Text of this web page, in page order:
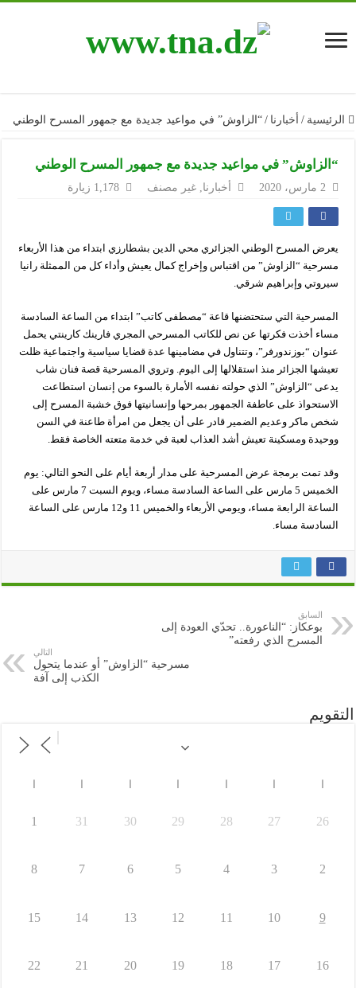
الرئيسية / أخبارنا / “الزاوش” في مواعيد جديدة مع جمهور المسرح الوطني
“الزاوش” في مواعيد جديدة مع جمهور المسرح الوطني
2 مارس، 2020 أخبارنا,غير مصنف 1,178 زيارة
يعرض المسرح الوطني الجزائري محي الدين بشطارزي ابتداء من هذا الأربعاء
مسرحية “الزاوش” من اقتباس وإخراج كمال يعيش وأداء كل من الممثلة رانيا
سيروتي وإبراهيم شرقي.
المسرحية التي ستحتضنها قاعة “مصطفى كاتب” ابتداء من الساعة السادسة
مساء أخذت فكرتها عن نص للكاتب المسرحي المجري فارينك كارينتي يحمل
عنوان “بوزندورفر”، وتتناول في مضامينها عدة قضايا سياسية واجتماعية ظلت
تعيشها الجزائر منذ استقلالها إلى اليوم. وتروي المسرحية قصة فنان شاب
يدعى “الزاوش” الذي حولته نفسه الأمارة بالسوء من إنسان استطاعت
الاستحواذ على عاطفة الجمهور بمرحها وإنسانيتها فوق خشبة المسرح إلى
شخص ماكر وعديم الضمير قادر على أن يجعل من امرأة طاعنة في السن
ووحيدة ومسكينة تعيش أشد العذاب لعبة في خدمة متعته الخاصة فقط.
وقد تمت برمجة عرض المسرحية على مدار أربعة أيام على النحو التالي: يوم
الخميس 5 مارس على الساعة السادسة مساء، ويوم السبت 7 مارس على
الساعة الرابعة مساء، ويومي الأربعاء والخميس 11 و12 مارس على الساعة
السادسة مساء.
السابق
بوعكاز: “الناعورة.. تحدّي العودة إلى
المسرح الذي رفعته”
التالي
مسرحية “الزاوش” أو عندما يتحول
الكذب إلى آفة
التقويم
26
27
28
29
30
31
1
2
3
4
5
6
7
8
9
10
11
12
13
14
15
16
17
18
19
20
21
22